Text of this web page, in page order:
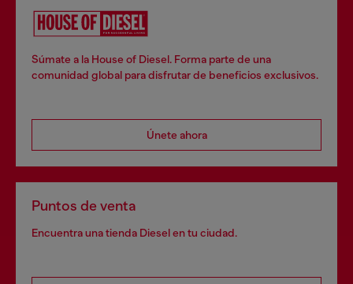
Súmate a la House of Diesel. Forma parte de una
comunidad global para disfrutar de beneficios exclusivos.
Únete ahora
Puntos de venta
Encuentra una tienda Diesel en tu ciudad.